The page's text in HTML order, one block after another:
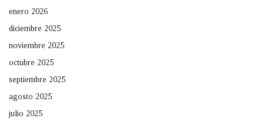
enero 2026
diciembre 2025
noviembre 2025
octubre 2025
septiembre 2025
agosto 2025
julio 2025